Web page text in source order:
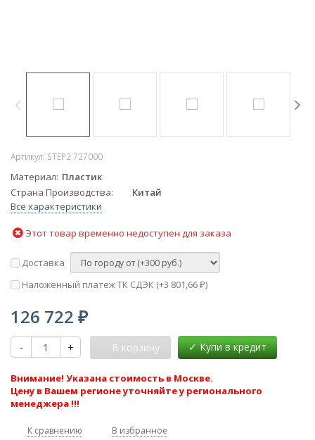
Артикул: STEP2 727000
Материал Пластик
Страна Производства
Китай
Все характеристики
Этот товар временно недоступен для заказа
Доставка
Наложенный платеж ТК СДЭК (+3 801,66 ₽)
126 722 ₽
- + В корзину
Внимание! Указана стоимость в Москве.
Цену в Вашем регионе уточняйте у регионального
менеджера !!!
К сравнению В избранное